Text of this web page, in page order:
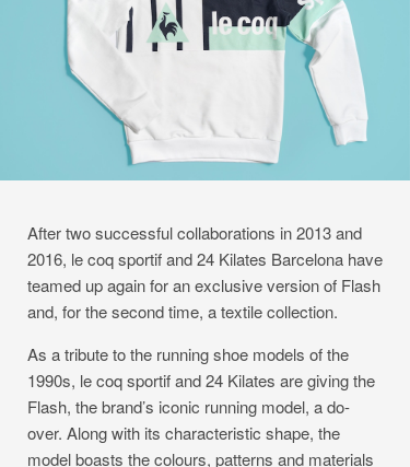
After two successful collaborations in 2013 and
2016, le coq sportif and 24 Kilates Barcelona have
teamed up again for an exclusive version of Flash
and, for the second time, a textile collection.
As a tribute to the running shoe models of the
1990s, le coq sportif and 24 Kilates are giving the
Flash, the brand’s iconic running model, a do-
over. Along with its characteristic shape, the
model boasts the colours, patterns and materials